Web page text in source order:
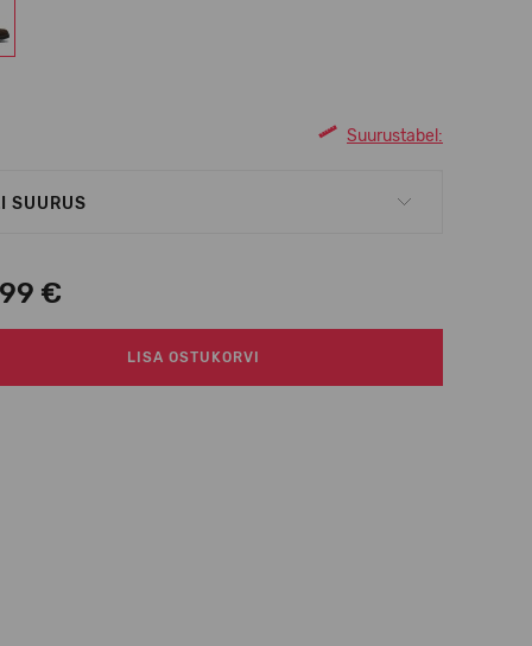
Suurustabel:
SUURUS
€
LISA OSTUKORVI